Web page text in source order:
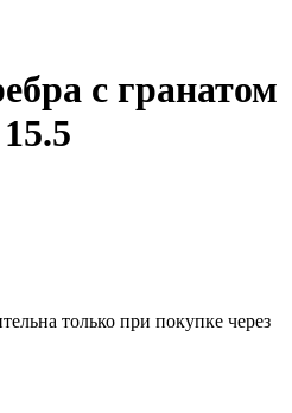
с гранатом
только при покупке через